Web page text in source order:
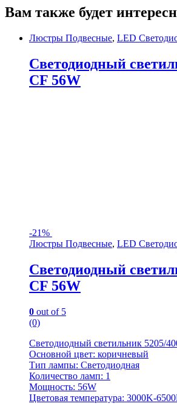
Вам также будет
Люстры Подвесные, LED
Светодиодный
CF 56W
-21%
Люстры Подвесные, LED
Светодиодный
CF 56W
0 out of 5
(0)
Светодиодный светильник 5205/
Основной цвет: коричневый
Тип лампы: Светодиодная
Количество ламп: 1
Мощность: 56W
Цветовая температура: 3000K-